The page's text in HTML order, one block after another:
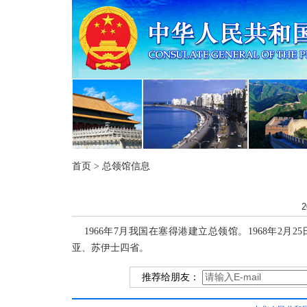
首页 > 总领馆信息
1966年7月我国在塞得港建立总领馆。1968年2月
亚、苏伊士四省。
推荐给朋友：